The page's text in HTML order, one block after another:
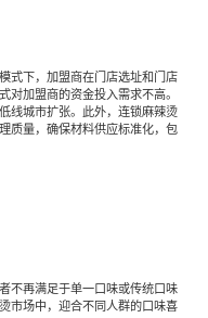
式下，加盟商在门店选址和门店
对加盟商的资金投入需求不高。
线城市扩张。此外，连锁麻辣烫
质量，确保材料供应标准化，包
不再满足于单一口味或传统口味
市场中，迎合不同人群的口味喜